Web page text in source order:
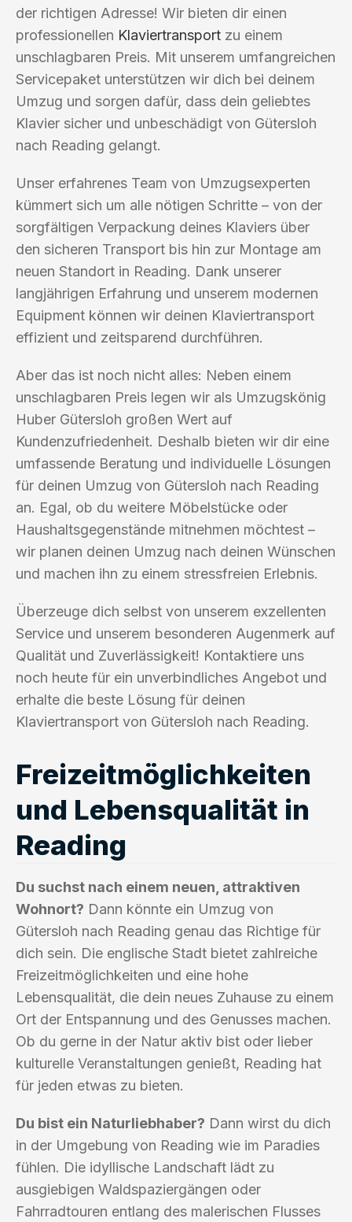
der richtigen Adresse! Wir bieten dir einen
professionellen Klaviertransport zu einem
unschlagbaren Preis. Mit unserem umfangreichen
Servicepaket unterstützen wir dich bei deinem
Umzug und sorgen dafür, dass dein geliebtes
Klavier sicher und unbeschädigt von Gütersloh
nach Reading gelangt.
Unser erfahrenes Team von Umzugsexperten
kümmert sich um alle nötigen Schritte – von der
sorgfältigen Verpackung deines Klaviers über
den sicheren Transport bis hin zur Montage am
neuen Standort in Reading. Dank unserer
langjährigen Erfahrung und unserem modernen
Equipment können wir deinen Klaviertransport
effizient und zeitsparend durchführen.
Aber das ist noch nicht alles: Neben einem
unschlagbaren Preis legen wir als Umzugskönig
Huber Gütersloh großen Wert auf
Kundenzufriedenheit. Deshalb bieten wir dir eine
umfassende Beratung und individuelle Lösungen
für deinen Umzug von Gütersloh nach Reading
an. Egal, ob du weitere Möbelstücke oder
Haushaltsgegenstände mitnehmen möchtest –
wir planen deinen Umzug nach deinen Wünschen
und machen ihn zu einem stressfreien Erlebnis.
Überzeuge dich selbst von unserem exzellenten
Service und unserem besonderen Augenmerk auf
Qualität und Zuverlässigkeit! Kontaktiere uns
noch heute für ein unverbindliches Angebot und
erhalte die beste Lösung für deinen
Klaviertransport von Gütersloh nach Reading.
Freizeitmöglichkeiten
und Lebensqualität in
Reading
Du suchst nach einem neuen, attraktiven
Wohnort? Dann könnte ein Umzug von
Gütersloh nach Reading genau das Richtige für
dich sein. Die englische Stadt bietet zahlreiche
Freizeitmöglichkeiten und eine hohe
Lebensqualität, die dein neues Zuhause zu einem
Ort der Entspannung und des Genusses machen.
Ob du gerne in der Natur aktiv bist oder lieber
kulturelle Veranstaltungen genießt, Reading hat
für jeden etwas zu bieten.
Du bist ein Naturliebhaber? Dann wirst du dich
in der Umgebung von Reading wie im Paradies
fühlen. Die idyllische Landschaft lädt zu
ausgiebigen Waldspaziergängen oder
Fahrradtouren entlang des malerischen Flusses